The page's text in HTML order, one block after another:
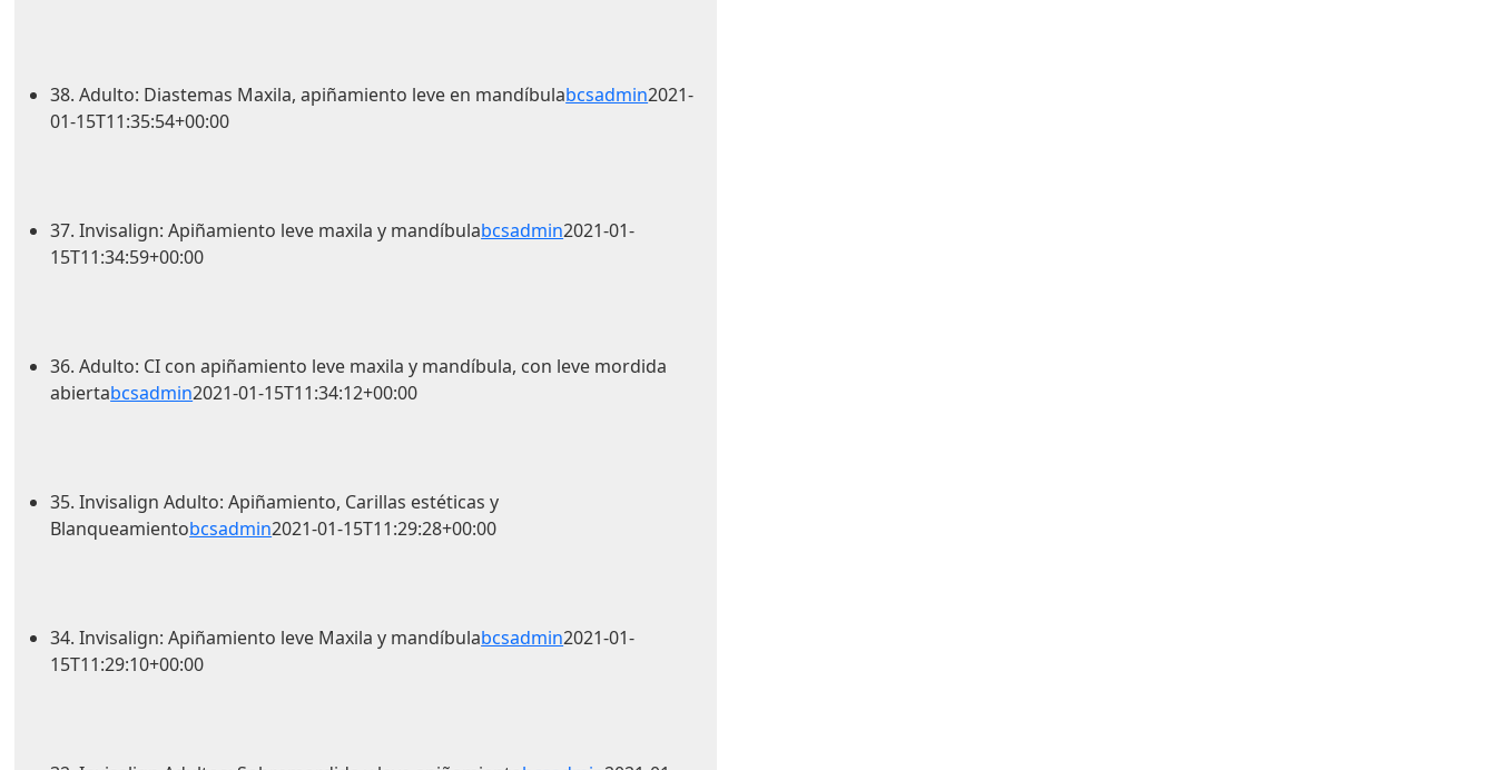
38. Adulto: Diastemas Maxila, apiñamiento leve en mandíbulabcsadmin2021-
01-15T11:35:54+00:00
37. Invisalign: Apiñamiento leve maxila y mandíbulabcsadmin2021-01-
15T11:34:59+00:00
36. Adulto: CI con apiñamiento leve maxila y mandíbula, con leve mordida
abiertabcsadmin2021-01-15T11:34:12+00:00
35. Invisalign Adulto: Apiñamiento, Carillas estéticas y
Blanqueamientobcsadmin2021-01-15T11:29:28+00:00
34. Invisalign: Apiñamiento leve Maxila y mandíbulabcsadmin2021-01-
15T11:29:10+00:00